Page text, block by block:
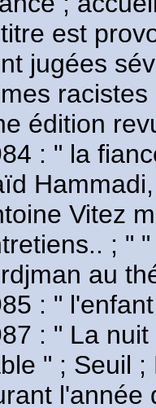
est
jugées
édition
: " la
Vitez
; "
au
: "
: " La
" ; Seuil
l'année